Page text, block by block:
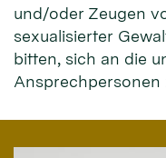
und/oder Zeugen
sexualisierter
bitten, sich an die
Ansprechpersonen